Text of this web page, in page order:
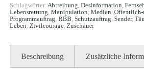
Schlagwörter: Abtreibung, Desinformation,
Lebensrettung, Manipulation, Medien,
Programmauftrag, RBB, Schutzauftrag, Sender,
Leben, Zivilcourage, Zuschauer
Beschreibung Zusätzliche